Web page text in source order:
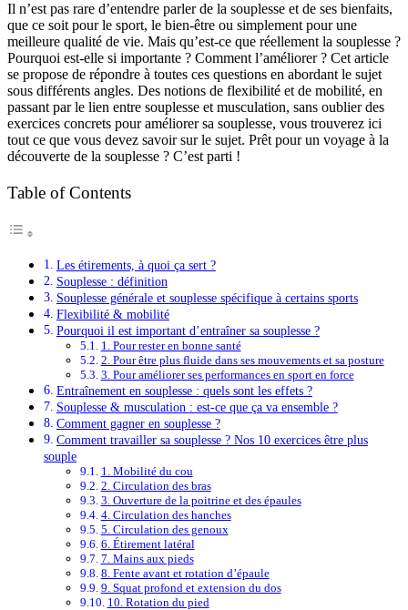
Il n’est pas rare d’entendre parler de la souplesse et de ses bienfaits,
que ce soit pour le sport, le bien-être ou simplement pour une
meilleure qualité de vie. Mais qu’est-ce que réellement la souplesse ?
Pourquoi est-elle si importante ? Comment l’améliorer ? Cet article
se propose de répondre à toutes ces questions en abordant le sujet
sous différents angles. Des notions de flexibilité et de mobilité, en
passant par le lien entre souplesse et musculation, sans oublier des
exercices concrets pour améliorer sa souplesse, vous trouverez ici
tout ce que vous devez savoir sur le sujet. Prêt pour un voyage à la
découverte de la souplesse ? C’est parti !
Table of Contents
Les étirements, à quoi ça sert ?
Souplesse : définition
Souplesse générale et souplesse spécifique à certains sports
Flexibilité & mobilité
Pourquoi il est important d’entraîner sa souplesse ?
1. Pour rester en bonne santé
2. Pour être plus fluide dans ses mouvements et sa posture
3. Pour améliorer ses performances en sport en force
Entraînement en souplesse : quels sont les effets ?
Souplesse & musculation : est-ce que ça va ensemble ?
Comment gagner en souplesse ?
Comment travailler sa souplesse ? Nos 10 exercices être plus
souple
1. Mobilité du cou
2. Circulation des bras
3. Ouverture de la poitrine et des épaules
4. Circulation des hanches
5. Circulation des genoux
6. Étirement latéral
7. Mains aux pieds
8. Fente avant et rotation d’épaule
9. Squat profond et extension du dos
10. Rotation du pied